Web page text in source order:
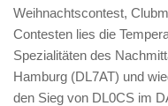
Weihnachtscontest,
Contesten lies die
Spezialitäten des
Hamburg (DL7AT) und
den Sieg von DL0CS im